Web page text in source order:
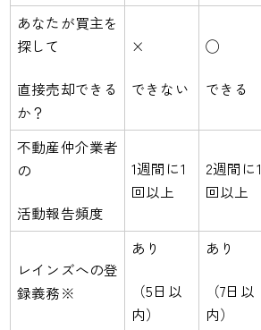
あなたが買主を
探して
直接売却できる
か？
×
できない
◯
できる
不動産仲介業者
の
活動報告頻度
1週間に1
回以上
2週間に1
回以上
レインズへの登
録義務※
あり
（5日以
内）
あり
（7日以
内）